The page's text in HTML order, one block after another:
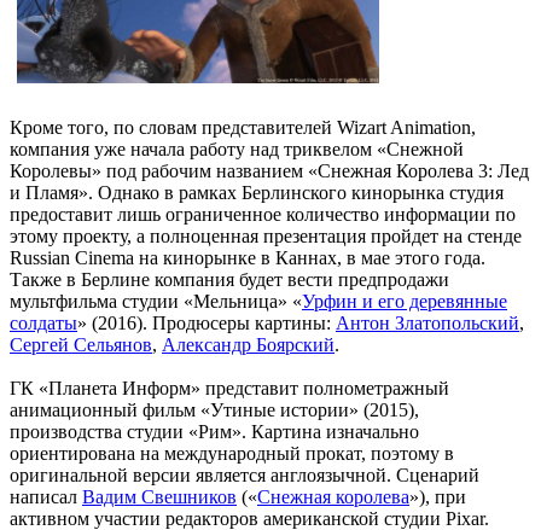
Кроме того, по словам представителей Wizart Animation,
компания уже начала работу над триквелом «Снежной
Королевы» под рабочим названием «Снежная Королева 3: Лед
и Пламя». Однако в рамках Берлинского кинорынка студия
предоставит лишь ограниченное количество информации по
этому проекту, а полноценная презентация пройдет на стенде
Russian Cinema на кинорынке в Каннах, в мае этого года.
Также в Берлине компания будет вести предпродажи
мультфильма студии «Мельница» «Урфин и его деревянные
солдаты» (2016). Продюсеры картины: Антон Златопольский,
Сергей Сельянов, Александр Боярский.
ГК «Планета Информ» представит полнометражный
анимационный фильм «Утиные истории» (2015),
производства студии «Рим». Картина изначально
ориентирована на международный прокат, поэтому в
оригинальной версии является англоязычной. Сценарий
написал Вадим Свешников («Снежная королева»), при
активном участии редакторов американской студии Pixar.